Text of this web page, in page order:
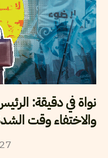
نواة في دقيقة:
والاختفاء وقت
27